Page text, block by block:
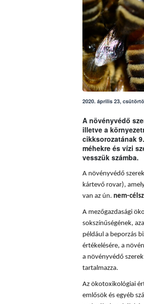
2020. április 23,
A növényvédő
illetve a
cikksorozatának
méhekre és vízi
vesszük számba.
A növényvédő
kártevő rovar),
van az ún. nem-
A mezőgazdasági
sokszínűségének,
például a beporzás
értékelésére, a
a növényvédő
tartalmazza.
Az ökotoxikológiai
emlősök és egyéb